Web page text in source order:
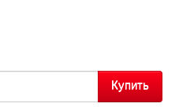
Купить